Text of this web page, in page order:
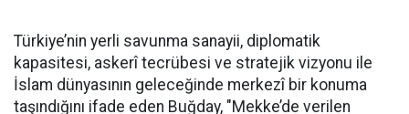
Türkiye’nin yerli savunma sanayii, diplomatik
kapasitesi, askerî tecrübesi ve stratejik vizyonu ile
İslam dünyasının geleceğinde merkezî bir konuma
taşındığını ifade eden Buğday, "Mekke’de verilen